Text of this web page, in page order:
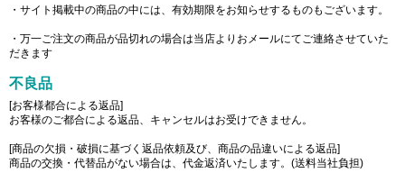
・サイト掲載中の商品の中には、有効期限をお知らせするものもございます。
・万一ご注文の商品が品切れの場合は当店よりおメールにてご連絡させていた
だきます
不良品
[お客様都合による返品]
お客様のご都合による返品、キャンセルはお受けできません。
[商品の欠損・破損に基づく返品依頼及び、商品の品違いによる返品]
商品の交換・代替品がない場合は、代金返済いたします。(送料当社負担)